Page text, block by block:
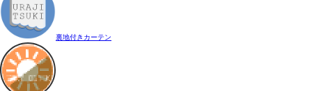
裏地付きカーテン